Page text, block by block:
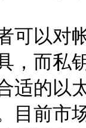
可以对
，而私
适的以
目前市